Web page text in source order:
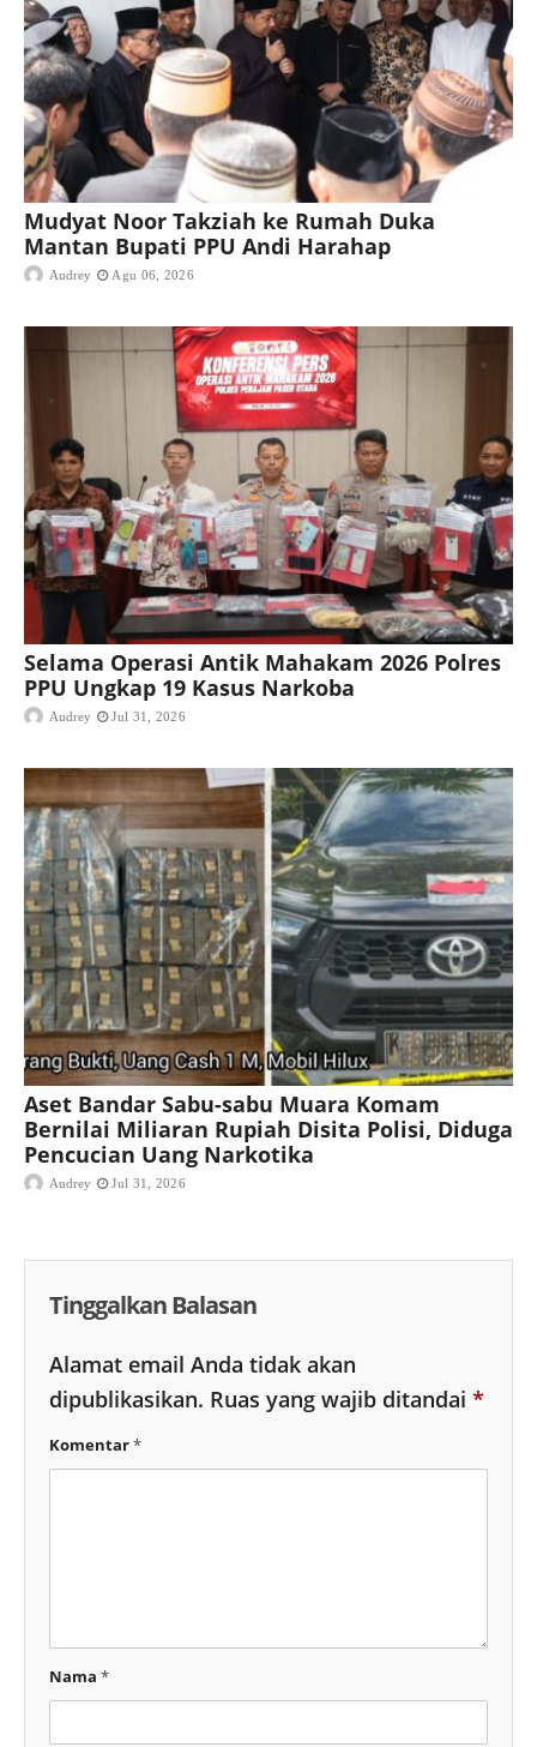
Mudyat Noor Takziah ke Rumah Duka
Mantan Bupati PPU Andi Harahap
Audrey Agu 06, 2026
Selama Operasi Antik Mahakam 2026 Polres
PPU Ungkap 19 Kasus Narkoba
Audrey Jul 31, 2026
Aset Bandar Sabu-sabu Muara Komam
Bernilai Miliaran Rupiah Disita Polisi, Diduga
Pencucian Uang Narkotika
Audrey Jul 31, 2026
Tinggalkan Balasan
Alamat email Anda tidak akan
dipublikasikan. Ruas yang wajib ditandai *
Komentar*
Nama *